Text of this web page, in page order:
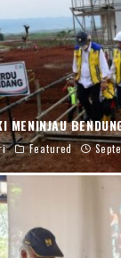
MENINJAU
Featured